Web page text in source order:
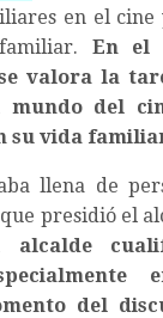
en el
En el
valora la
mundo del
su vida
llena de
presidió el
alcalde
del